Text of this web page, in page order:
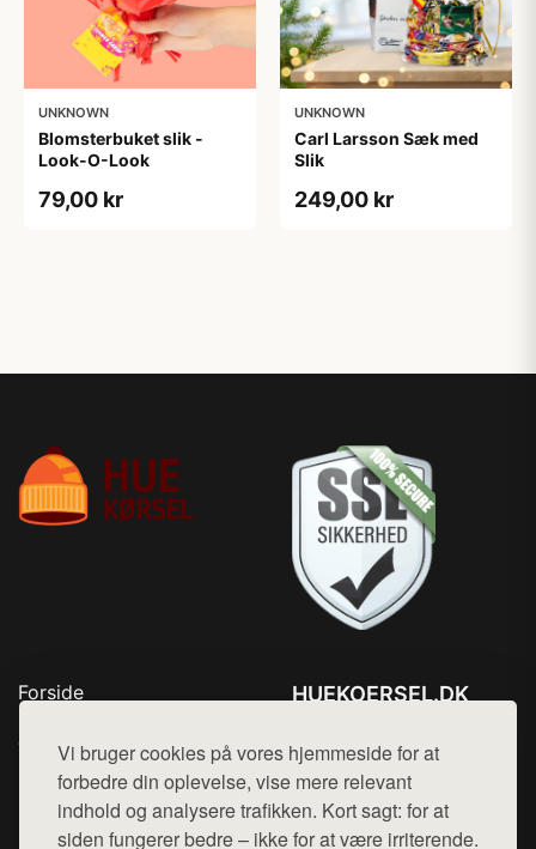
Vi bruger cookies på vores hjemmeside for at
forbedre din oplevelse, vise mere relevant
indhold og analysere trafikken. Kort sagt: for at
siden fungerer bedre – ikke for at være irriterende.
UNKNOWN
Blomsterbuket slik -
Look-O-Look
79,00 kr
UNKNOWN
Carl Larsson Sæk med
Slik
249,00 kr
Forside
Top Rabatter
Kontakt
HUEKOERSEL.DK
Mail: hej@want.dk
Cookie- og privatlivspolitik